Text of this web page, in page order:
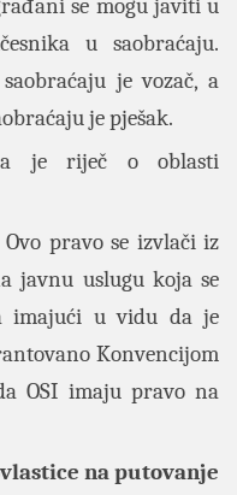
se mogu javiti u
u saobraćaju.
je vozač, a
je pješak.
je riječ o oblasti
pravo se izvlači iz
javnu uslugu koja se
imajući u vidu da je
Konvencijom
OSI imaju pravo na
na putovanje